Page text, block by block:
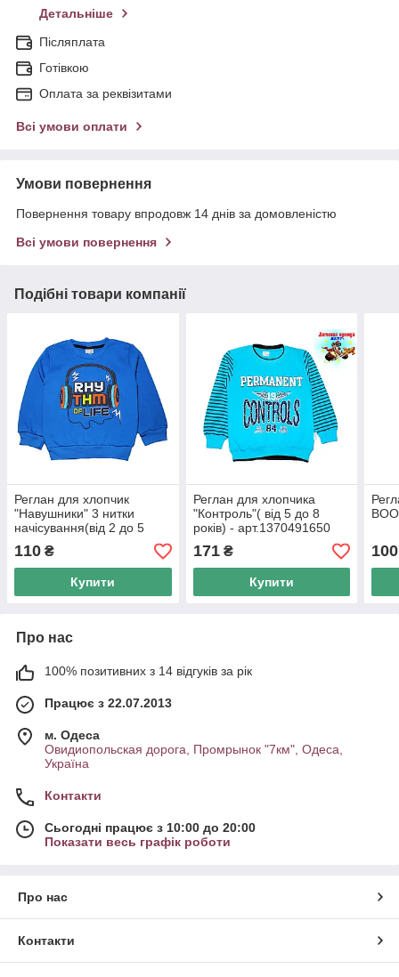
Детальніше
Післяплата
Готівкою
Оплата за реквізитами
Всі умови оплати
Умови повернення
Повернення товару впродовж 14 днів за домовленістю
Всі умови повернення
Подібні товари компанії
Реглан для хлопчик
"Навушники" 3 нитки
начісування(від 2 до 5
років)
110 ₴
Купити
Реглан для хлопчика
"Контроль"( від 5 до 8
років) - арт.1370491650
171₴
Купити
100
Про нас
100% позитивних з 14 відгуків за рік
Працює з 22.07.2013
м. Одеса
Овидиопольская дорога, Промрынок "7км", Одеса,
Україна
Контакти
Сьогодні працює з 10:00 до 20:00
Показати весь графік роботи
Про нас
Контакти